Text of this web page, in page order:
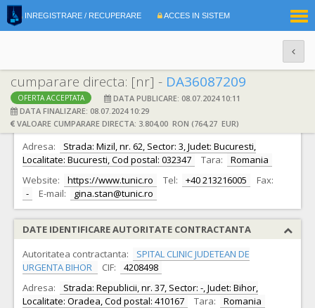
INREGISTRARE / RECUPERARE ACCES IN SISTEM
cumparare directa: [nr] - DA36087209
OFERTA ACCEPTATA
DATA PUBLICARE: 08.07.2024 10:11
DATA FINALIZARE: 08.07.2024 10:29
VALOARE CUMPARARE DIRECTA: 3.804,00 RON (764,27 EUR)
DATE IDENTIFICARE OFERTANT
Ofertant: S.C. TUNIC PROD S.R.L. CIF: 3573061
Adresa:
Strada: Mizil, nr. 62, Sector: 3, Judet: Bucuresti,
Localitate: Bucuresti, Cod postal: 032347
Tara:
Romania
Website:
https://www.tunic.ro Tel: +40 213216005
Fax:
-
E-mail: gina.stan@tunic.ro
DATE IDENTIFICARE AUTORITATE CONTRACTANTA
Autoritatea contractanta:
SPITAL CLINIC JUDETEAN DE
URGENTA BIHOR
CIF:
4208498
Adresa:
Strada: Republicii, nr. 37, Sector: -, Judet: Bihor,
Localitate: Oradea, Cod postal: 410167
Tara:
Romania